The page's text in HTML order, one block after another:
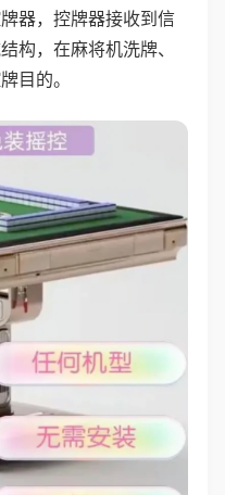
器，控牌器接收到信
构，在麻将机洗牌、
目的。